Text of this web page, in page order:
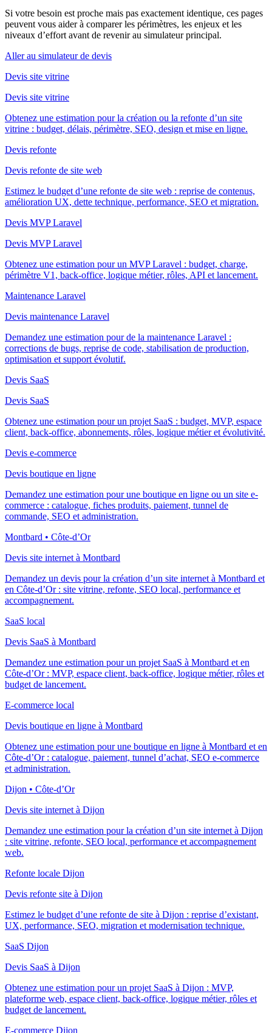
Si votre besoin est proche mais pas exactement identique, ces pages
peuvent vous aider à comparer les périmètres, les enjeux et les
niveaux d’effort avant de revenir au simulateur principal.
Aller au simulateur de devis
Devis site vitrine
Devis site vitrine
Obtenez une estimation pour la création ou la refonte d’un site
vitrine : budget, délais, périmètre, SEO, design et mise en ligne.
Devis refonte
Devis refonte de site web
Estimez le budget d’une refonte de site web : reprise de contenus,
amélioration UX, dette technique, performance, SEO et migration.
Devis MVP Laravel
Devis MVP Laravel
Obtenez une estimation pour un MVP Laravel : budget, charge,
périmètre V1, back-office, logique métier, rôles, API et lancement.
Maintenance Laravel
Devis maintenance Laravel
Demandez une estimation pour de la maintenance Laravel :
corrections de bugs, reprise de code, stabilisation de production,
optimisation et support évolutif.
Devis SaaS
Devis SaaS
Obtenez une estimation pour un projet SaaS : budget, MVP, espace
client, back-office, abonnements, rôles, logique métier et évolutivité.
Devis e-commerce
Devis boutique en ligne
Demandez une estimation pour une boutique en ligne ou un site e-
commerce : catalogue, fiches produits, paiement, tunnel de
commande, SEO et administration.
Montbard • Côte-d’Or
Devis site internet à Montbard
Demandez un devis pour la création d’un site internet à Montbard et
en Côte-d’Or : site vitrine, refonte, SEO local, performance et
accompagnement.
SaaS local
Devis SaaS à Montbard
Demandez une estimation pour un projet SaaS à Montbard et en
Côte-d’Or : MVP, espace client, back-office, logique métier, rôles et
budget de lancement.
E-commerce local
Devis boutique en ligne à Montbard
Obtenez une estimation pour une boutique en ligne à Montbard et en
Côte-d’Or : catalogue, paiement, tunnel d’achat, SEO e-commerce
et administration.
Dijon • Côte-d’Or
Devis site internet à Dijon
Demandez une estimation pour la création d’un site internet à Dijon
: site vitrine, refonte, SEO local, performance et accompagnement
web.
Refonte locale Dijon
Devis refonte site à Dijon
Estimez le budget d’une refonte de site à Dijon : reprise d’existant,
UX, performance, SEO, migration et modernisation technique.
SaaS Dijon
Devis SaaS à Dijon
Obtenez une estimation pour un projet SaaS à Dijon : MVP,
plateforme web, espace client, back-office, logique métier, rôles et
budget de lancement.
E-commerce Dijon